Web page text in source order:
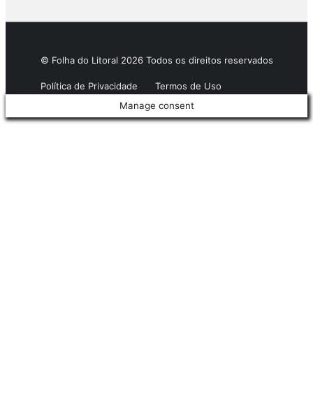
© Folha do Litoral 2026 Todos os direitos reservados
Política de Privacidade
Termos de Uso
Manage consent